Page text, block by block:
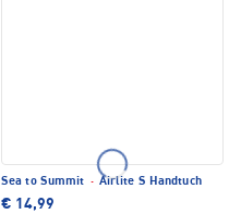
Sea to Summit · Airlite S Handtuch
€ 14,99